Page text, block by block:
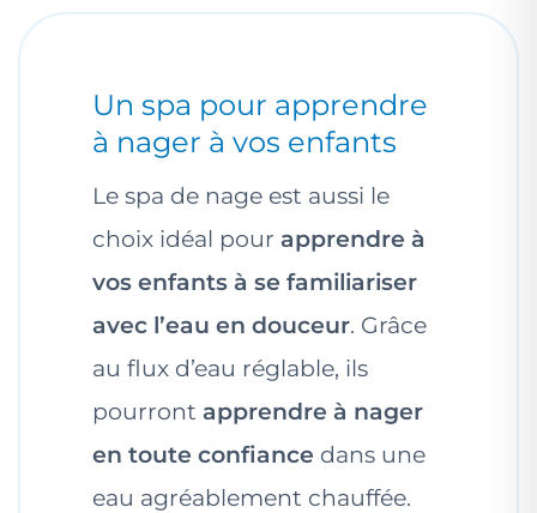
Un spa pour apprendre
à nager à vos enfants
Le spa de nage est aussi le
choix idéal pour apprendre à
vos enfants à se familiariser
avec l’eau en douceur. Grâce
au flux d’eau réglable, ils
pourront apprendre à nager
en toute confiance dans une
eau agréablement chauffée.